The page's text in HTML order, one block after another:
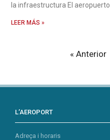
la infraestructura El aeropuerto
LEER MÁS »
« Anterior
L’AEROPORT
Adreça i horaris